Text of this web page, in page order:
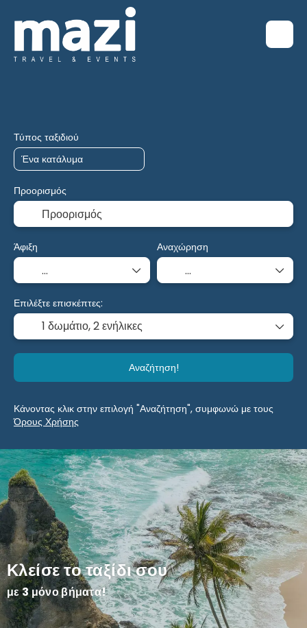
Κλείσε το ταξίδι σου
με 3 μόνο βήματα!
Τύπος ταξιδιού
Προορισμός
Άφιξη Αναχώρηση
Επιλέξτε επισκέπτες:
1 δωμάτιο,2 ενήλικες
Αναζήτηση!
Κάνοντας κλικ στην επιλογή "Αναζήτηση", συμφωνώ με τους
Όρους Χρήσης